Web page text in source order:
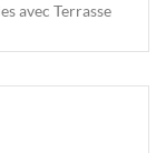
avec Terrasse